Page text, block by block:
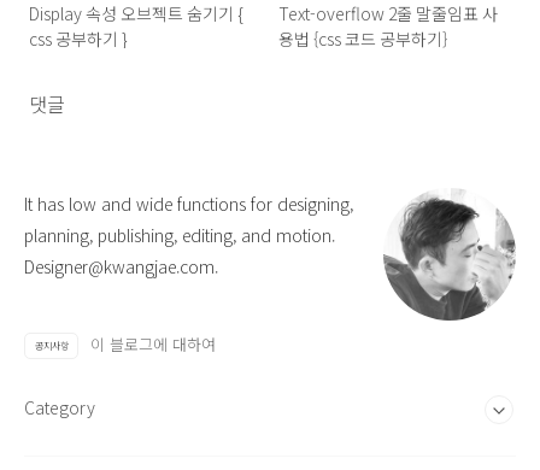
Display 속성 오브젝트 숨기기 {
css 공부하기 }
Text-overflow 2줄 말줄임표 사
용법 {css 코드 공부하기}
댓글
It has low and wide functions for designing,
planning, publishing, editing, and motion.
Designer@kwangjae.com.
공지사항 이 블로그에 대하여
Category